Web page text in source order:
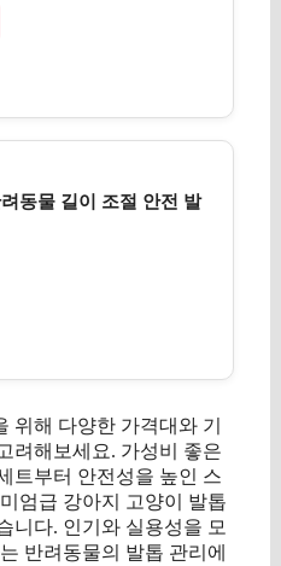
동물 길이 조절 안전 발
위해 다양한 가격대와 기
려해보세요. 가성비 좋은
트부터 안전성을 높인 스
엄급 강아지 고양이 발톱
니다. 인기와 실용성을 모
반려동물의 발톱 관리에